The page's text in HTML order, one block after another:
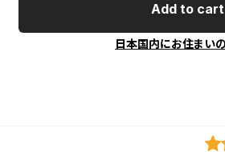
Add to cart
日本国内にお住まい